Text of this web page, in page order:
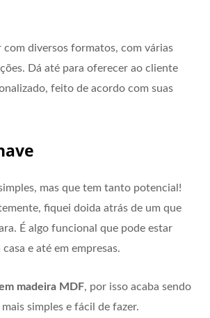
com diversos formatos, com várias
Dá até para oferecer ao cliente
feito de acordo com suas
mas que tem tanto potencial!
fiquei doida atrás de um que
É algo funcional que pode estar
e até em empresas.
madeira MDF, por isso acaba sendo
simples e fácil de fazer.